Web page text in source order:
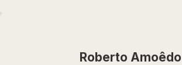
Roberto Amoêdo